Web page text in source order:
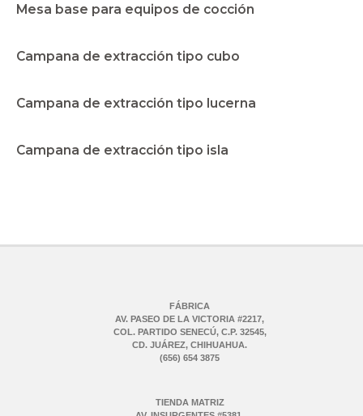
Mesa base para equipos de cocción
Campana de extracción tipo cubo
Campana de extracción tipo lucerna
Campana de extracción tipo isla
FÁBRICA
AV. PASEO DE LA VICTORIA #2217,
COL. PARTIDO SENECÚ, C.P. 32545,
CD. JUÁREZ, CHIHUAHUA.
(656) 654 3875
TIENDA MATRIZ